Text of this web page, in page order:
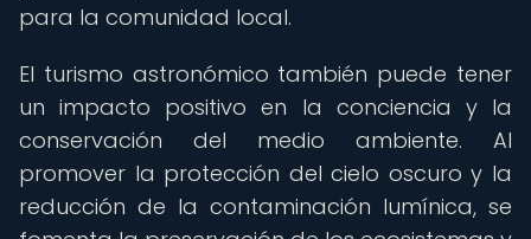
para la comunidad local.
El turismo astronómico también puede tener
un impacto positivo en la conciencia y la
conservación del medio ambiente. Al
promover la protección del cielo oscuro y la
reducción de la contaminación lumínica, se